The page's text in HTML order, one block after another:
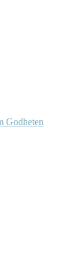
Godheten